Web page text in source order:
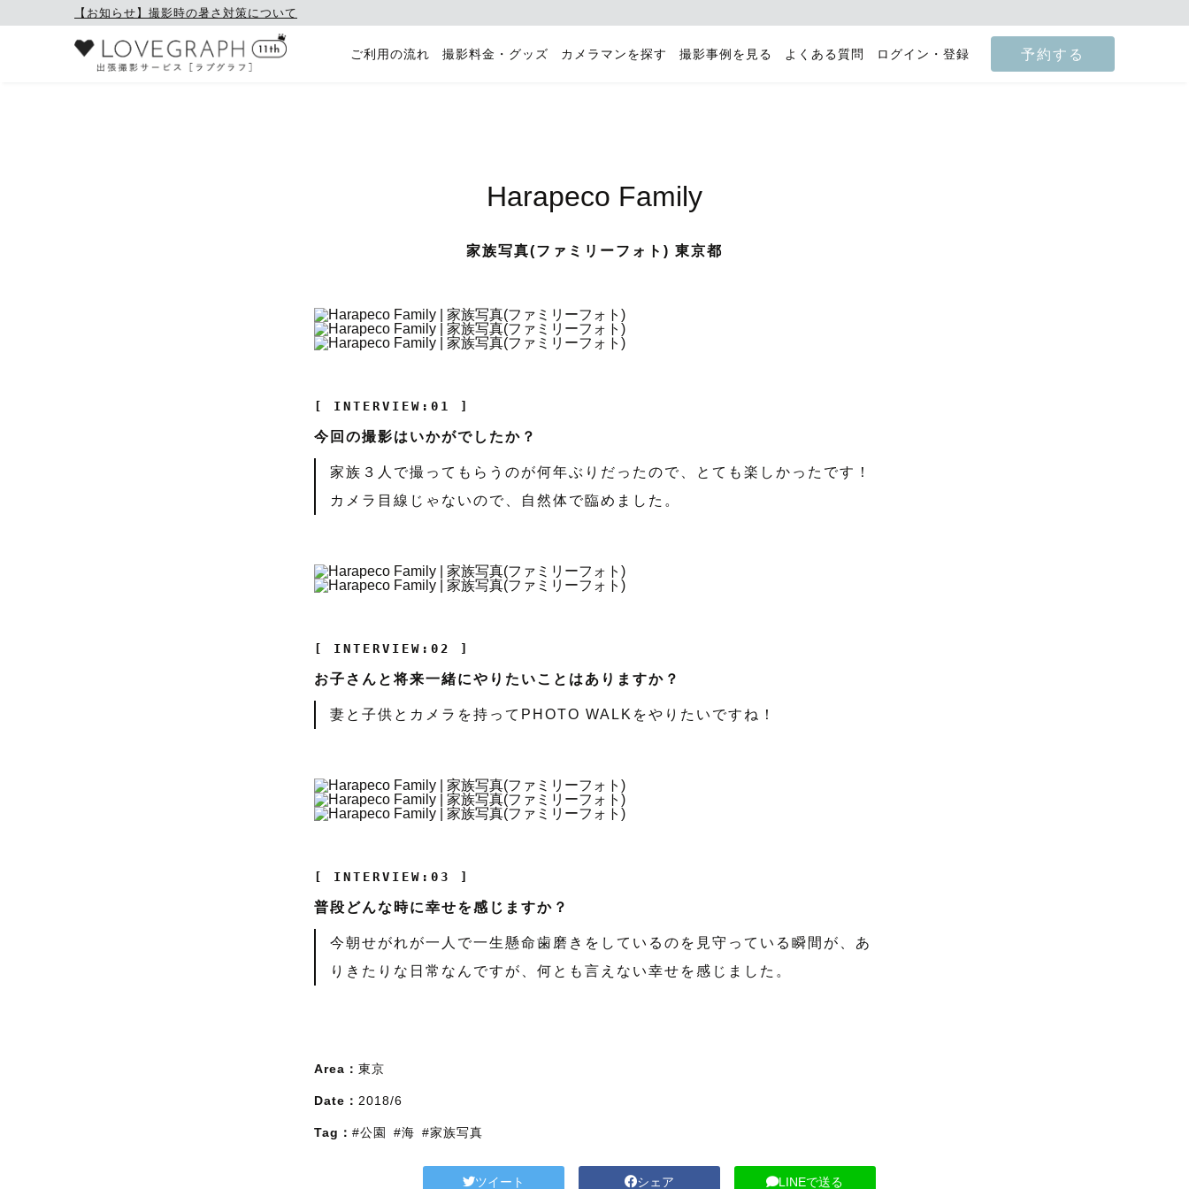
【お知らせ】撮影時の暑さ対策について
ご利用の流れ 撮影料金・グッズ カメラマンを探す 撮影事例を見る よくある質問 ログイン・登録 予約する
Harapeco Family
家族写真(ファミリーフォト) 東京都
[ INTERVIEW:01 ]
今回の撮影はいかがでしたか？
家族３人で撮ってもらうのが何年ぶりだったので、とても楽しかったです！
カメラ目線じゃないので、自然体で臨めました。
[ INTERVIEW:02 ]
お子さんと将来一緒にやりたいことはありますか？
妻と子供とカメラを持ってPHOTO WALKをやりたいですね！
[ INTERVIEW:03 ]
普段どんな時に幸せを感じますか？
今朝せがれが一人で一生懸命歯磨きをしているのを見守っている瞬間が、あ
りきたりな日常なんですが、何とも言えない幸せを感じました。
Area： 東京
Date： 2018/6
Tag： #公園 #海 #家族写真
ツイート シェア LINEで送る